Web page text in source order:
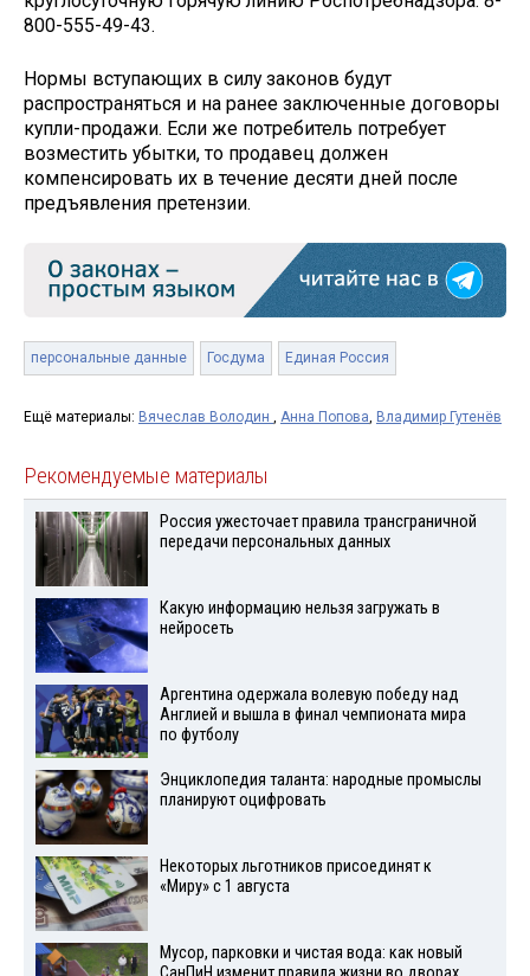
800-555-49-43.
Нормы вступающих в силу законов будут
распространяться и на ранее заключенные договоры
купли-продажи. Если же потребитель потребует
возместить убытки, то продавец должен
компенсировать их в течение десяти дней после
предъявления претензии.
персональные данные Госдума Единая Россия
Ещё материалы: Вячеслав Володин , Анна Попова, Владимир Гутенёв
Рекомендуемые материалы
Россия ужесточает правила трансграничной
передачи персональных данных
Какую информацию нельзя загружать в
нейросеть
Аргентина одержала волевую победу над
Англией и вышла в финал чемпионата мира
по футболу
Энциклопедия таланта: народные промыслы
планируют оцифровать
Некоторых льготников присоединят к
«Миру» с 1 августа
Мусор, парковки и чистая вода: как новый